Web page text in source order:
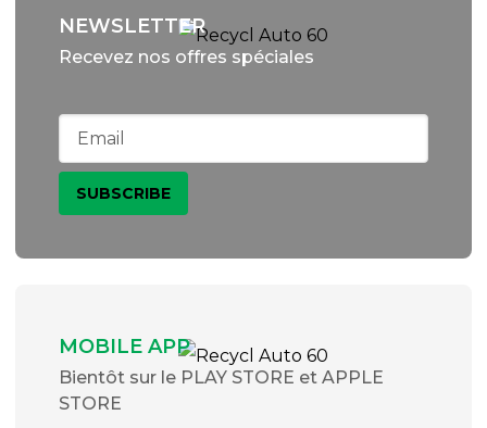
NEWSLETTER
Recevez nos offres spéciales
MOBILE APP
Bientôt sur le PLAY STORE et APPLE
STORE